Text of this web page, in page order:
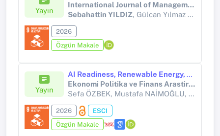
Yayın
International Journal of Management Economics and Business
Sebahattin YILDIZ, Gülcan Yılmaz AKBAŞ
2026
Özgün Makale
Yayın
AI Readiness, Renewable Energy, and Industrial Development: Structural Approach to Sustainable Growth
Ekonomi Politika ve Finans Arastirmalari Dergisi
Sefa ÖZBEK, Mustafa NAİMOĞLU, Serkan ŞAHİN,
2026
ESCI
Özgün Makale